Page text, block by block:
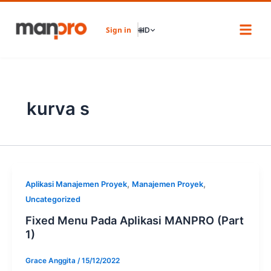
content
Sign in 🌐ID
kurva s
Aplikasi Manajemen Proyek, Manajemen Proyek,
Uncategorized
Fixed Menu Pada Aplikasi MANPRO (Part
1)
Grace Anggita /15/12/2022